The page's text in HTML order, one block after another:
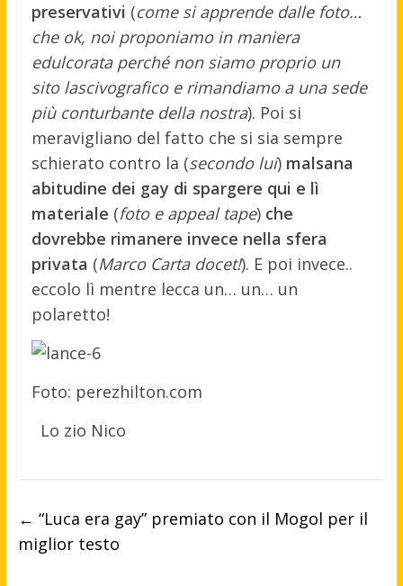
preservativi (come si apprende dalle foto…
che ok, noi proponiamo in maniera
edulcorata perché non siamo proprio un
sito lascivografico e rimandiamo a una sede
più conturbante della nostra). Poi si
meravigliano del fatto che si sia sempre
schierato contro la (secondo lui) malsana
abitudine dei gay di spargere qui e lì
materiale (foto e appeal tape) che
dovrebbe rimanere invece nella sfera
privata (Marco Carta docet!). E poi invece..
eccolo lì mentre lecca un… un… un
polaretto!
Foto: perezhilton.com
Lo zio Nico
← “Luca era gay” premiato con il Mogol per il
miglior testo